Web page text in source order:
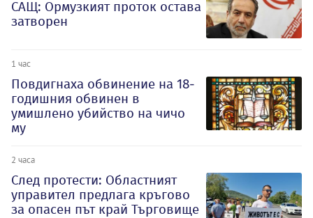
САЩ: Ормузкият проток остава
затворен
1 час
Повдигнаха обвинение на 18-
годишния обвинен в
умишлено убийство на чичо
му
2 часа
След протести: Областният
управител предлага кръгово
за опасен път край Търговище